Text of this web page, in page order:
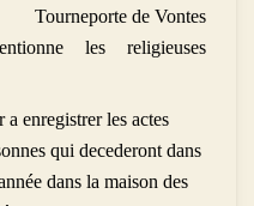
Tourneporte de Vontes
les religieuses
enregistrer les actes
qui decederont dans
dans la maison des